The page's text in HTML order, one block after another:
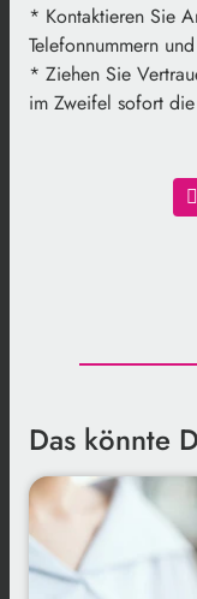
* Kontaktieren Sie
Telefonnummern
* Ziehen Sie
im Zweifel sofort
Das könnte